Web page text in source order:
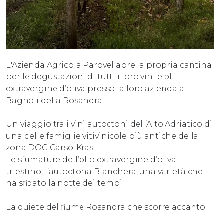
L'Azienda Agricola Parovel apre la propria cantina
per le degustazioni di tutti i loro vini e oli
extravergine d’oliva presso la loro azienda a
Bagnoli della Rosandra.
Un viaggio tra i vini autoctoni dell’Alto Adriatico di
una delle famiglie vitivinicole più antiche della
zona DOC Carso-Kras.
Le sfumature dell’olio extravergine d’oliva
triestino, l’autoctona Bianchera, una varietà che
ha sfidato la notte dei tempi.
La quiete del fiume Rosandra che scorre accanto